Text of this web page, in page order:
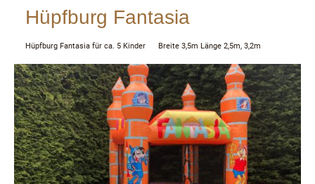
Hüpfburg Fantasia
Hüpfburg Fantasia für ca. 5 Kinder Breite 3,5m Länge 2,5m, 3,2m